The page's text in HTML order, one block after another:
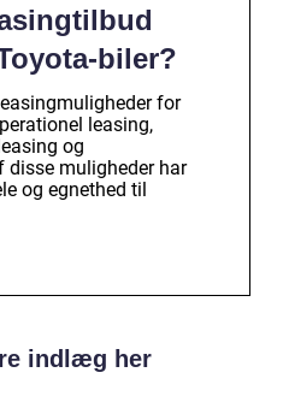
biler?
for
leasing,
og
disse muligheder har
og egnethed til
indlæg her